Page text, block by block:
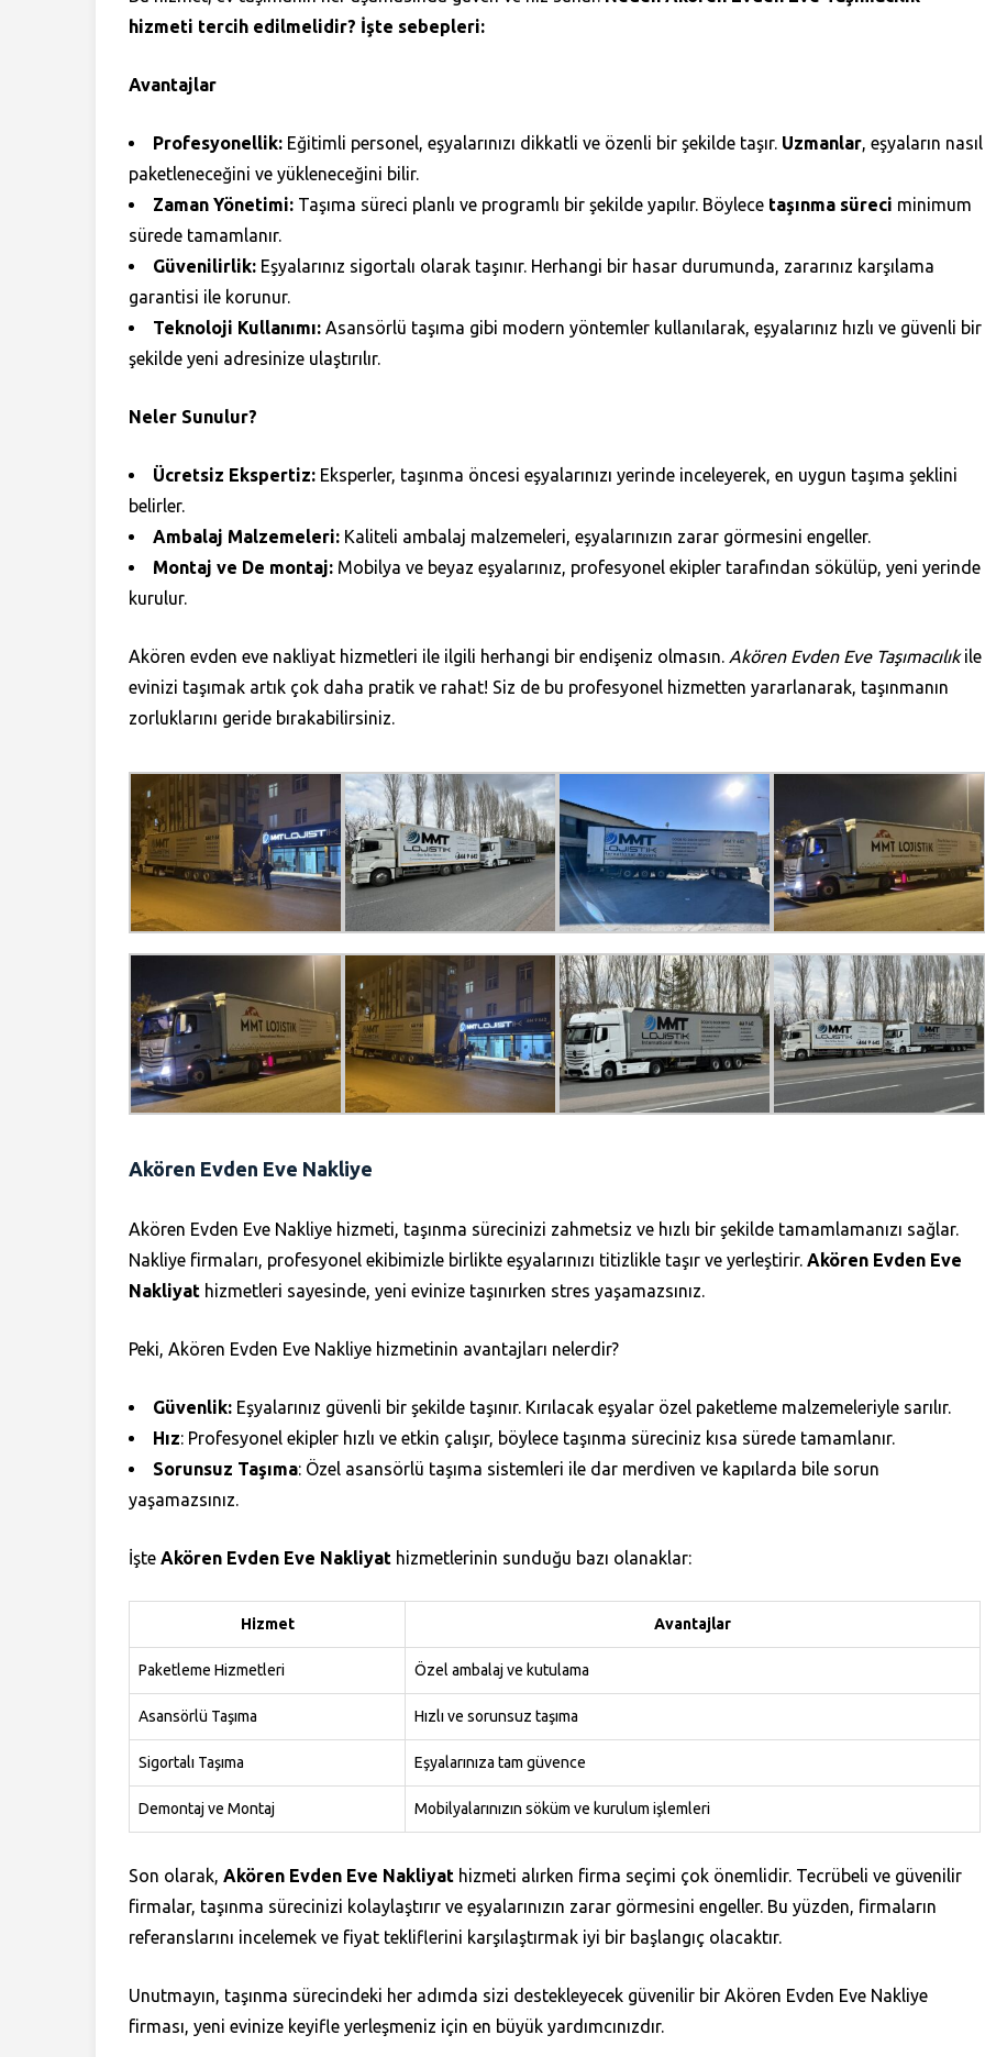
hizmeti tercih edilmelidir? İşte sebepleri:
Avantajlar
Profesyonellik: Eğitimli personel, eşyalarınızı dikkatli ve özenli bir şekilde taşır. Uzmanlar, eşyaların nasıl
paketleneceğini ve yükleneceğini bilir.
Zaman Yönetimi: Taşıma süreci planlı ve programlı bir şekilde yapılır. Böylece taşınma süreci minimum
sürede tamamlanır.
Güvenilirlik: Eşyalarınız sigortalı olarak taşınır. Herhangi bir hasar durumunda, zararınız karşılama
garantisi ile korunur.
Teknoloji Kullanımı: Asansörlü taşıma gibi modern yöntemler kullanılarak, eşyalarınız hızlı ve güvenli bir
şekilde yeni adresinize ulaştırılır.
Neler Sunulur?
Ücretsiz Ekspertiz: Eksperler, taşınma öncesi eşyalarınızı yerinde inceleyerek, en uygun taşıma şeklini
belirler.
Ambalaj Malzemeleri: Kaliteli ambalaj malzemeleri, eşyalarınızın zarar görmesini engeller.
Montaj ve De montaj: Mobilya ve beyaz eşyalarınız, profesyonel ekipler tarafından sökülüp, yeni yerinde
kurulur.
Akören evden eve nakliyat hizmetleri ile ilgili herhangi bir endişeniz olmasın. Akören Evden Eve Taşımacılıkile
evinizi taşımak artık çok daha pratik ve rahat! Siz de bu profesyonel hizmetten yararlanarak, taşınmanın
zorluklarını geride bırakabilirsiniz.
Akören Evden Eve Nakliye
Akören Evden Eve Nakliye hizmeti, taşınma sürecinizi zahmetsiz ve hızlı bir şekilde tamamlamanızı sağlar.
Nakliye firmaları, profesyonel ekibimizle birlikte eşyalarınızı titizlikle taşır ve yerleştirir. Akören Evden Eve
Nakliyat hizmetleri sayesinde, yeni evinize taşınırken stres yaşamazsınız.
Peki, Akören Evden Eve Nakliye hizmetinin avantajları nelerdir?
Güvenlik: Eşyalarınız güvenli bir şekilde taşınır. Kırılacak eşyalar özel paketleme malzemeleriyle sarılır.
Hız: Profesyonel ekipler hızlı ve etkin çalışır, böylece taşınma süreciniz kısa sürede tamamlanır.
Sorunsuz Taşıma: Özel asansörlü taşıma sistemleri ile dar merdiven ve kapılarda bile sorun
yaşamazsınız.
İşte Akören Evden Eve Nakliyat hizmetlerinin sunduğu bazı olanaklar:
Hizmet Avantajlar
Paketleme Hizmetleri Özel ambalaj ve kutulama
Asansörlü Taşıma Hızlı ve sorunsuz taşıma
Sigortalı Taşıma Eşyalarınıza tam güvence
Demontaj ve Montaj Mobilyalarınızın söküm ve kurulum işlemleri
Son olarak, Akören Evden Eve Nakliyat hizmeti alırken firma seçimi çok önemlidir. Tecrübeli ve güvenilir
firmalar, taşınma sürecinizi kolaylaştırır ve eşyalarınızın zarar görmesini engeller. Bu yüzden, firmaların
referanslarını incelemek ve fiyat tekliflerini karşılaştırmak iyi bir başlangıç olacaktır.
Unutmayın, taşınma sürecindeki her adımda sizi destekleyecek güvenilir bir Akören Evden Eve Nakliye
firması, yeni evinize keyifle yerleşmeniz için en büyük yardımcınızdır.